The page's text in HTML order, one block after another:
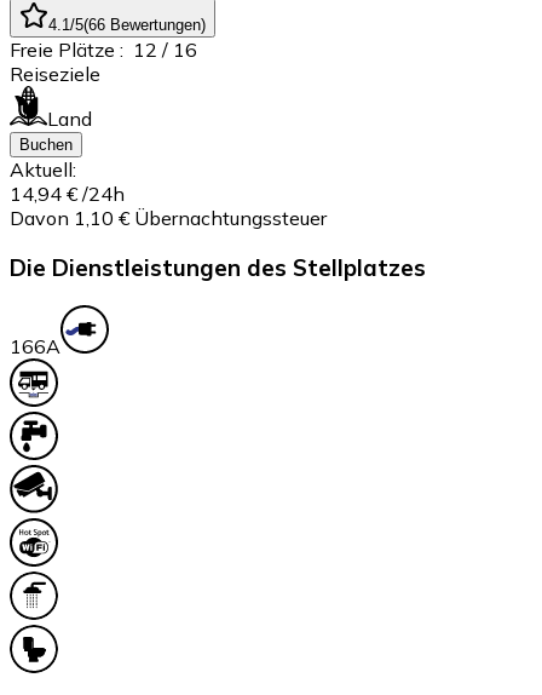
4.1/5(66 Bewertungen)
Freie Plätze : 12 / 16
Reiseziele
Land
Buchen
Aktuell:
14,94 € /24h
Davon 1,10 € Übernachtungssteuer
Die Dienstleistungen des Stellplatzes
166A